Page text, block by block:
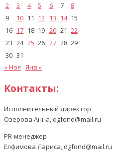
2
3 4 5 6 7
8
9
10 11 12 13 14 15
16 17 18 19 20 21 22
23 24 25 26 27 28 29
30 31
« Ноя Янв »
Контакты:
Исполнительный директор
Озерова Анна, dgfond@mail.ru
PR-менеджер
Елфимова Лариса, dgfond@mail.ru